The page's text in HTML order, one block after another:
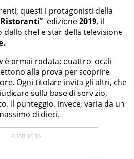
questi i protagonisti della
edizione2019, il
chef e star della televisione
è ormai rodata: quattro locali
alla prova per scoprire
Ogni titolare invita gli altri, che
sulla base di servizio,
Il punteggio, invece, varia da un
di dieci.